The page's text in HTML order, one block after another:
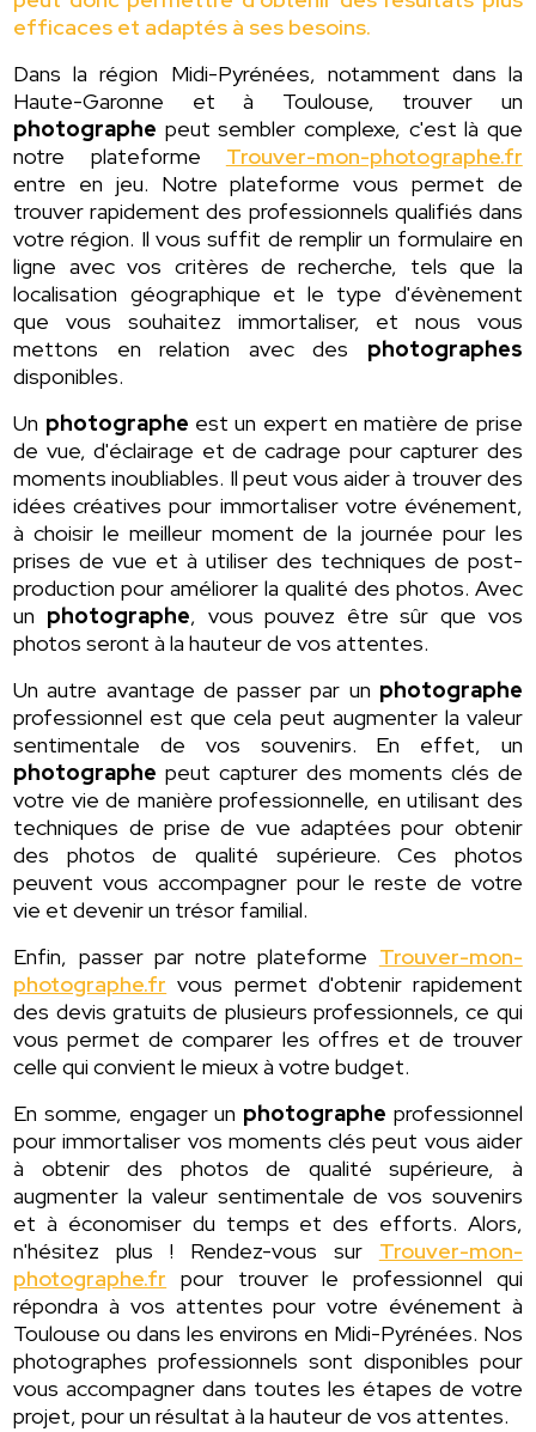
efficaces et adaptés à ses besoins.
Dans la région Midi-Pyrénées, notamment dans la
Haute-Garonne et à Toulouse, trouver un
photographe peut sembler complexe, c'est là que
notre plateforme Trouver-mon-photographe.fr
entre en jeu. Notre plateforme vous permet de
trouver rapidement des professionnels qualifiés dans
votre région. Il vous suffit de remplir un formulaire en
ligne avec vos critères de recherche, tels que la
localisation géographique et le type d'évènement
que vous souhaitez immortaliser, et nous vous
mettons en relation avec des photographes
disponibles.
Un photographe est un expert en matière de prise
de vue, d'éclairage et de cadrage pour capturer des
moments inoubliables. Il peut vous aider à trouver des
idées créatives pour immortaliser votre événement,
à choisir le meilleur moment de la journée pour les
prises de vue et à utiliser des techniques de post-
production pour améliorer la qualité des photos. Avec
un photographe, vous pouvez être sûr que vos
photos seront à la hauteur de vos attentes.
Un autre avantage de passer par un photographe
professionnel est que cela peut augmenter la valeur
sentimentale de vos souvenirs. En effet, un
photographe peut capturer des moments clés de
votre vie de manière professionnelle, en utilisant des
techniques de prise de vue adaptées pour obtenir
des photos de qualité supérieure. Ces photos
peuvent vous accompagner pour le reste de votre
vie et devenir un trésor familial.
Enfin, passer par notre plateforme Trouver-mon-
photographe.fr vous permet d'obtenir rapidement
des devis gratuits de plusieurs professionnels, ce qui
vous permet de comparer les offres et de trouver
celle qui convient le mieux à votre budget.
En somme, engager un photographe professionnel
pour immortaliser vos moments clés peut vous aider
à obtenir des photos de qualité supérieure, à
augmenter la valeur sentimentale de vos souvenirs
et à économiser du temps et des efforts. Alors,
n'hésitez plus ! Rendez-vous sur Trouver-mon-
photographe.fr pour trouver le professionnel qui
répondra à vos attentes pour votre événement à
Toulouse ou dans les environs en Midi-Pyrénées. Nos
photographes professionnels sont disponibles pour
vous accompagner dans toutes les étapes de votre
projet, pour un résultat à la hauteur de vos attentes.